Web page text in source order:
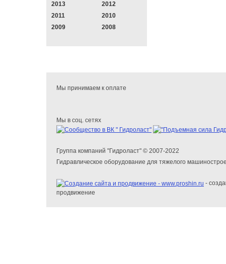
2013
2012
2011
2010
2009
2008
Мы принимаем к оплате
Мы в соц. сетях
Группа компаний "Гидроласт" © 2007-2022
Гидравлическое оборудование для тяжелого
-
продвижение